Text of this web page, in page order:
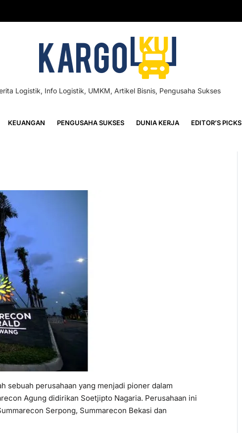
Logistik, Info Logistik, UMKM, Artikel Bisnis, Pengusaha Sukses
KEUANGAN PENGUSAHA SUKSES DUNIA KERJA EDITOR’S PICKS
sebuah perusahaan yang menjadi pioner dalam
Agung didirikan Soetjipto Nagaria. Perusahaan ini
Serpong, Summarecon Bekasi dan